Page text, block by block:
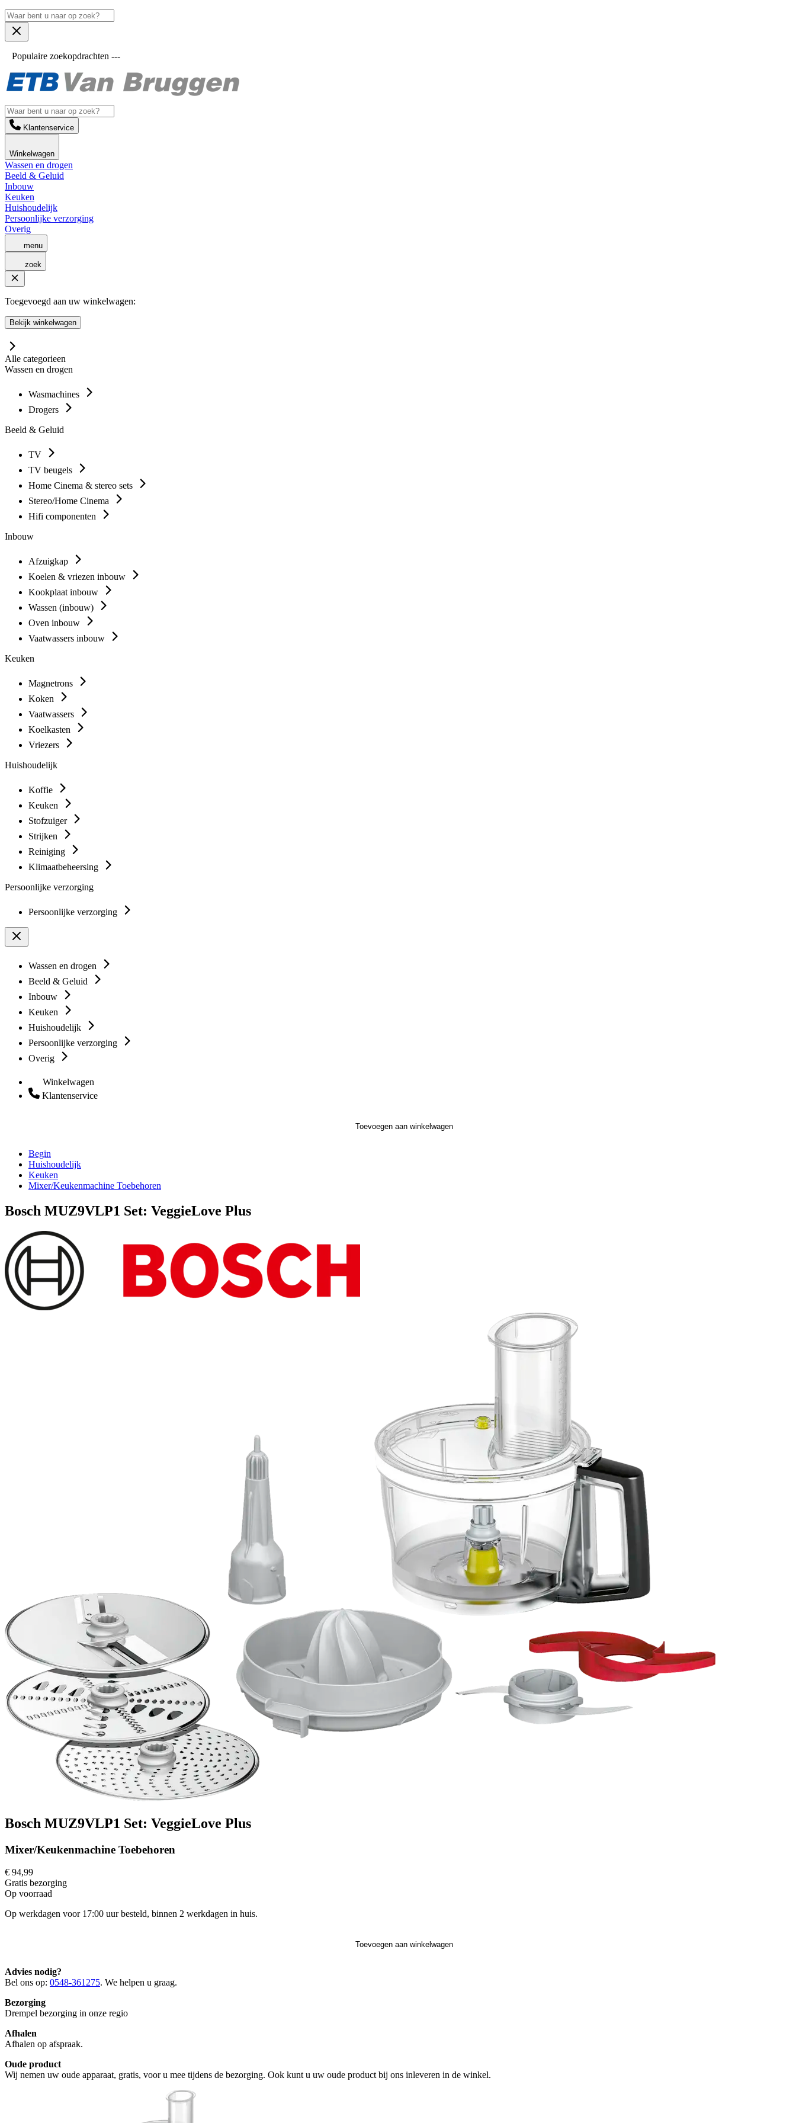
Populaire zoekopdrachten ---
Klantenservice
Winkelwagen
Wassen en drogen
Beeld & Geluid
Inbouw
Keuken
Huishoudelijk
Persoonlijke verzorging
Overig
menu
zoek
Toegevoegd aan uw winkelwagen:
Bekijk winkelwagen
Alle categorieen
Wassen en drogen
Wasmachines
Drogers
Beeld & Geluid
TV
TV beugels
Home Cinema & stereo sets
Stereo/Home Cinema
Hifi componenten
Inbouw
Afzuigkap
Koelen & vriezen inbouw
Kookplaat inbouw
Wassen (inbouw)
Oven inbouw
Vaatwassers inbouw
Keuken
Magnetrons
Koken
Vaatwassers
Koelkasten
Vriezers
Huishoudelijk
Koffie
Keuken
Stofzuiger
Strijken
Reiniging
Klimaatbeheersing
Persoonlijke verzorging
Persoonlijke verzorging
Wassen en drogen
Beeld & Geluid
Inbouw
Keuken
Huishoudelijk
Persoonlijke verzorging
Overig
Winkelwagen
Klantenservice
Toevoegen aan winkelwagen
Begin
Huishoudelijk
Keuken
Mixer/Keukenmachine Toebehoren
Bosch MUZ9VLP1 Set: VeggieLove Plus
Bosch MUZ9VLP1 Set: VeggieLove Plus
Mixer/Keukenmachine Toebehoren
€ 94,99
Gratis bezorging
Op voorraad
Op werkdagen voor 17:00 uur besteld, binnen 2 werkdagen in huis.
Toevoegen aan winkelwagen
Advies nodig?
Bel ons op: 0548-361275. We helpen u graag.
Bezorging
Drempel bezorging in onze regio
Afhalen
Afhalen op afspraak.
Oude product
Wij nemen uw oude apparaat, gratis, voor u mee tijdens de bezorging. Ook kunt u uw oude product bij ons inleveren in de winkel.